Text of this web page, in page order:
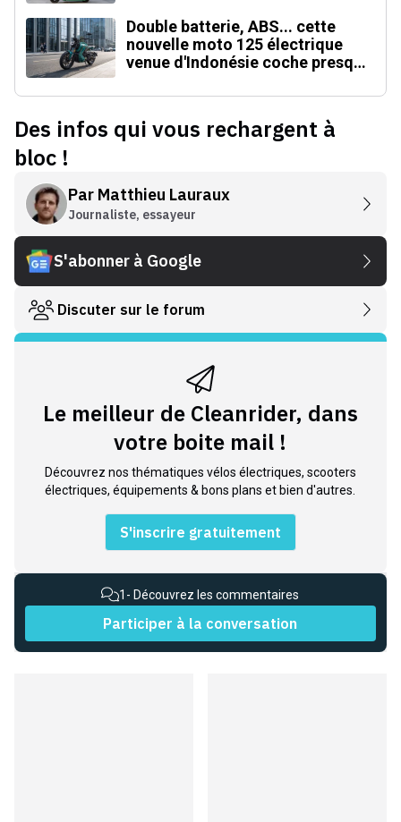
Double batterie, ABS... cette
nouvelle moto 125 électrique
venue d'Indonésie coche presque
Des infos qui vous rechargent à
bloc !
Par Matthieu Lauraux
Journaliste, essayeur
S'abonner à Google
Discuter sur le forum
Le meilleur de Cleanrider, dans
votre boite mail !
Découvrez nos thématiques vélos électriques, scooters
électriques, équipements & bons plans et bien d'autres.
S'inscrire gratuitement
1 - Découvrez les commentaires
Participer à la conversation